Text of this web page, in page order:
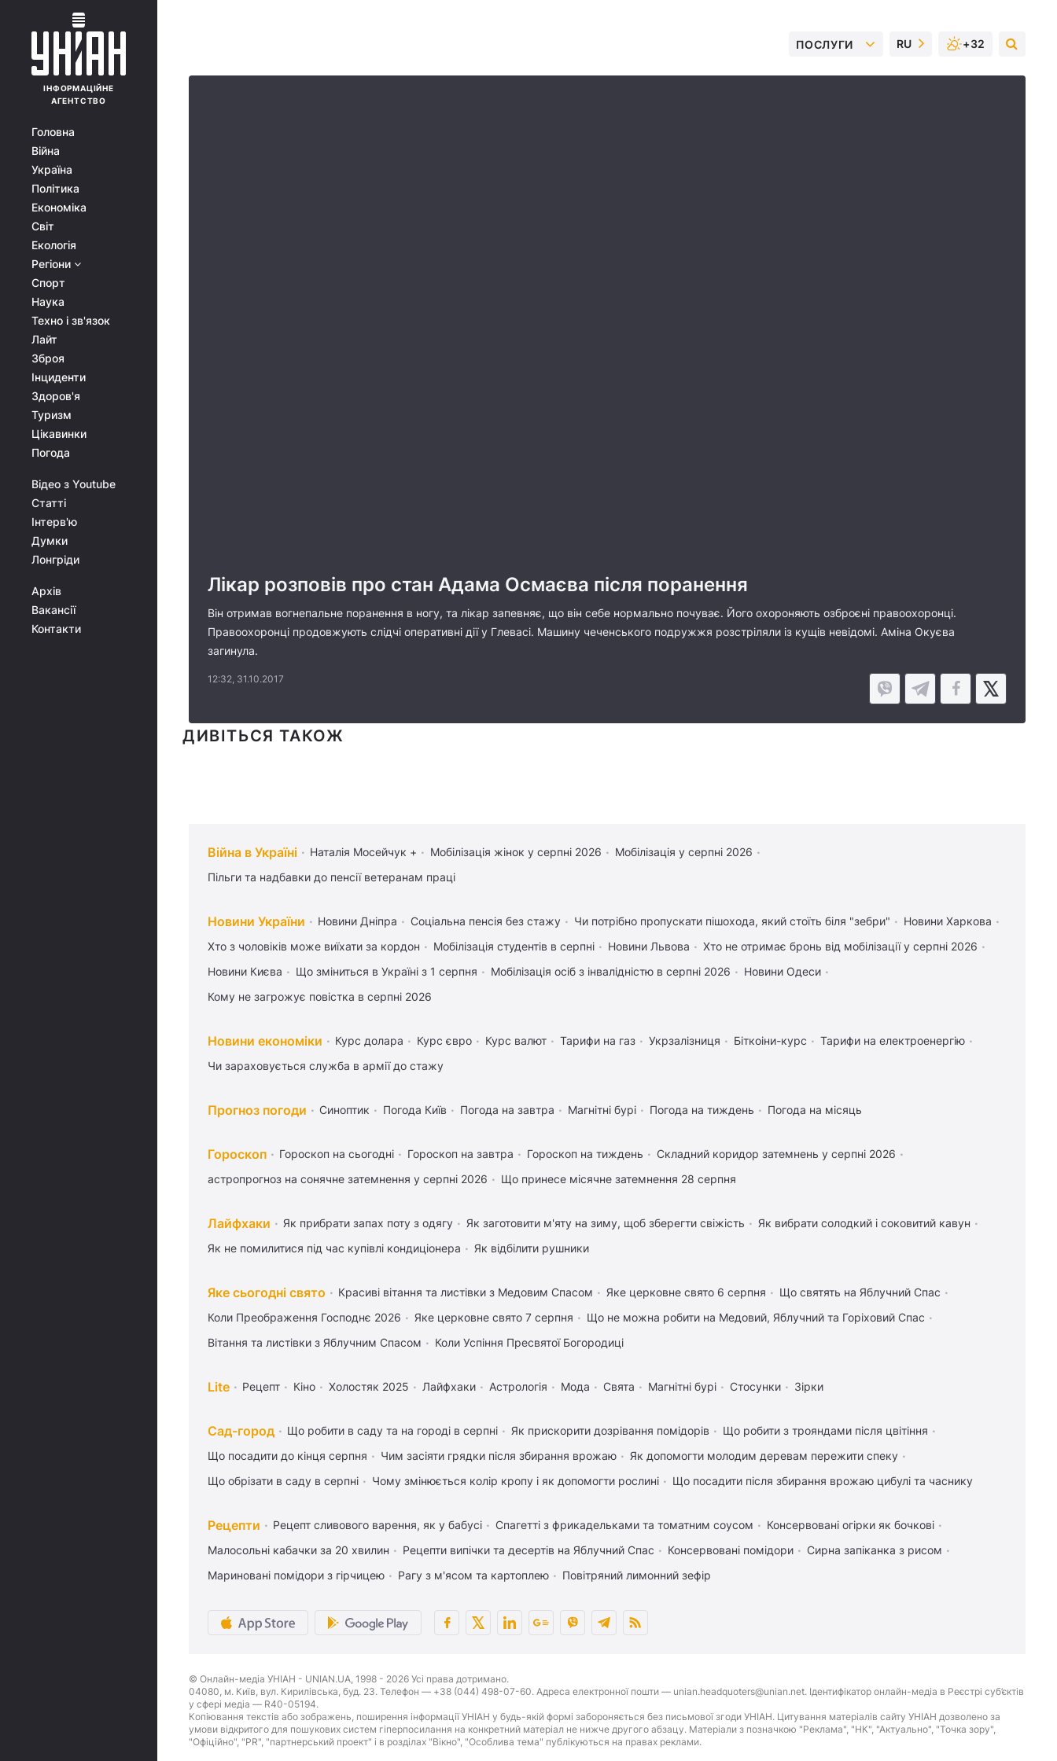
ІНФОРМАЦІЙНЕ
АГЕНТСТВО
Головна
Війна
Україна
Політика
Економіка
Світ
Екологія
Регіони
Спорт
Наука
Техно і зв'язок
Лайт
Зброя
Інциденти
Здоров'я
Туризм
Цікавинки
Погода
Відео з Youtube
Статті
Інтерв'ю
Думки
Лонгріди
Архів
Вакансії
Контакти
ПОСЛУГИ RU +32
Лікар розповів про стан Адама Осмаєва після поранення
Він отримав вогнепальне поранення в ногу, та лікар запевняє, що він себе нормально почуває. Його охороняють озброєні правоохоронці.
Правоохоронці продовжують слідчі оперативні дії у Глевасі. Машину чеченського подружжя розстріляли із кущів невідомі. Аміна Окуєва
загинула.
12:32, 31.10.2017
ДИВІТЬСЯ ТАКОЖ
Війна в Україні Наталія Мосейчук + Мобілізація жінок у серпні 2026
Мобілізація у серпні 2026
Пільги та надбавки до пенсії ветеранам праці
Новини України Новини Дніпра Соціальна пенсія без стажу Чи потрібно пропускати пішохода, який стоїть біля "зебри"
Новини Харкова
Хто з чоловіків може виїхати за кордон
Мобілізація студентів в серпні Новини Львова
Хто не отримає бронь від мобілізації у серпні 2026
Новини Києва
Що зміниться в Україні з 1 серпня Мобілізація осіб з інвалідністю в серпні 2026
Новини Одеси
Кому не загрожує повістка в серпні 2026
Новини економіки Курс долара Курс євро Курс валют Тарифи на газ Укрзалізниця Біткоіни-курс
Тарифи на електроенергію
Чи зараховується служба в армії до стажу
Прогноз погоди Синоптик Погода Київ Погода на завтра Магнітні бурі Погода на тиждень Погода на місяць
Гороскоп Гороскоп на сьогодні Гороскоп на завтра Гороскоп на тиждень
Складний коридор затемнень у серпні 2026
астропрогноз на сонячне затемнення у серпні 2026
Що принесе місячне затемнення 28 серпня
Лайфхаки Як прибрати запах поту з одягу Як заготовити м'яту на зиму, щоб зберегти свіжість
Як вибрати солодкий і соковитий кавун
Як не помилитися під час купівлі кондиціонера
Як відбілити рушники
Яке сьогодні свято Красиві вітання та листівки з Медовим Спасом Яке церковне свято 6 серпня
Що святять на Яблучний Спас
Коли Преображення Господнє 2026
Яке церковне свято 7 серпня
Що не можна робити на Медовий, Яблучний та Горіховий Спас
Вітання та листівки з Яблучним Спасом
Коли Успіння Пресвятої Богородиці
Lite Рецепт Кіно Холостяк 2025 Лайфхаки Астрологія Мода Свята Магнітні бурі Стосунки Зірки
Сад-город Що робити в саду та на городі в серпні Як прискорити дозрівання помідорів
Що робити з трояндами після цвітіння
Що посадити до кінця серпня
Чим засіяти грядки після збирання врожаю
Як допомогти молодим деревам пережити спеку
Що обрізати в саду в серпні
Чому змінюється колір кропу і як допомогти рослині Що посадити після збирання врожаю цибулі та часнику
Рецепти Рецепт сливового варення, як у бабусі Спагетті з фрикадельками та томатним соусом
Консервовані огірки як бочкові
Малосольні кабачки за 20 хвилин
Рецепти випічки та десертів на Яблучний Спас Консервовані помідори
Сирна запіканка з рисом
Мариновані помідори з гірчицею
Рагу з м'ясом та картоплею Повітряний лимонний зефір
© Онлайн-медіа УНІАН - UNIAN.UA, 1998 - 2026 Усі права дотримано.
04080, м. Київ, вул. Кирилівська, буд. 23. Телефон — +38 (044) 498-07-60. Адреса електронної пошти — unian.headquoters@unian.net. Ідентифікатор онлайн-медіа в Реєстрі суб’єктів
у сфері медіа — R40-05194.
Копіювання текстів або зображень, поширення інформації УНІАН у будь-якій формі забороняється без письмової згоди УНІАН. Цитування матеріалів сайту УНІАН дозволено за
умови відкритого для пошукових систем гіперпосилання на конкретний матеріал не нижче другого абзацу. Матеріали з позначкою "Реклама", "НК", "Актуально", "Точка зору",
"Офіційно", "PR", "партнерський проект" і в розділах "Вікно", "Особлива тема" публікуються на правах реклами.